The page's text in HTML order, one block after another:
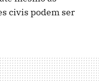
civis podem ser